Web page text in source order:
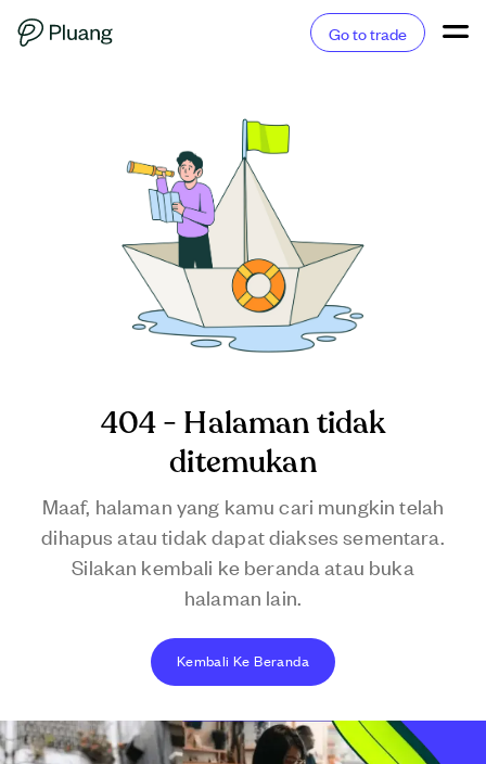
Go to trade
404 - Halaman tidak
ditemukan
Maaf, halaman yang kamu cari mungkin telah
dihapus atau tidak dapat diakses sementara.
Silakan kembali ke beranda atau buka
halaman lain.
Kembali Ke Beranda